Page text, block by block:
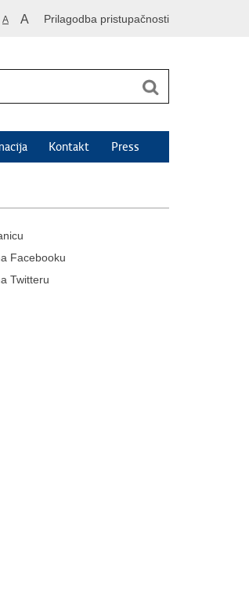
A A Prilagodba pristupačnosti
Kontakt Press
Facebooku
Twitteru